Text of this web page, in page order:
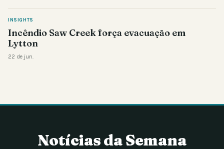
INSIGHTS
Incêndio Saw Creek força evacuação em
Lytton
22 de jun.
Notícias da Semana